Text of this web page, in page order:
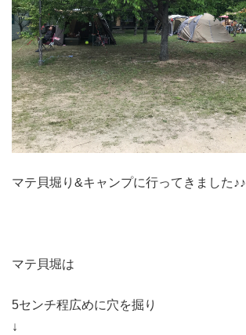
マテ貝堀り&キャンプに行ってきました♪♪
マテ貝堀は
5センチ程広めに穴を掘り
↓